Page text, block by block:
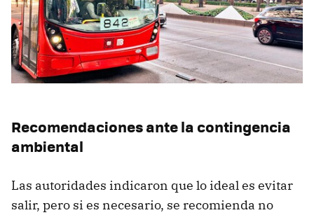
Recomendaciones ante la contingencia
ambiental
Las autoridades indicaron que lo ideal es evitar
salir, pero si es necesario, se recomienda no